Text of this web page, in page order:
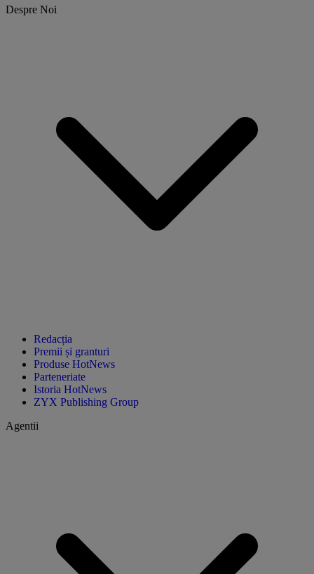
Despre Noi
Redacția
Premii și granturi
Produse HotNews
Parteneriate
Istoria HotNews
ZYX Publishing Group
Agentii